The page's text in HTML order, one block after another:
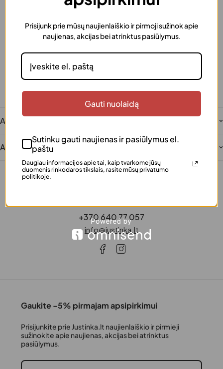
Greitas pristatymas
Dovanos pakavimas
Šią prekę galima supakuoti kaip dovaną
Saugus atsiskaitymas
Klientų įvertinta
Šimtai patenkintų klientų
Aprašymas
Atsiliepimai
+370 640 77 057
info@justinka.lt
Gaukite -5% pirmajam apsipirkimui
Prisijunkite prie Justinka.lt naujienlaiškio ir pirmieji
sužinokite apie naujienas, akcijas bei atrinktus
pasiūlymus.
Prisijunk prie mūsų naujienlaiškio ir pirmoji sužinok apie
naujienas, akcijas bei atrinktus pasiūlymus.
Gauti nuolaidą
Sutinku gauti naujienas ir pasiūlymus el.
paštu
Daugiau informacijos apie tai, kaip tvarkome jūsų
duomenis rinkodaros tikslais, rasite mūsų privatumo
politikoje.